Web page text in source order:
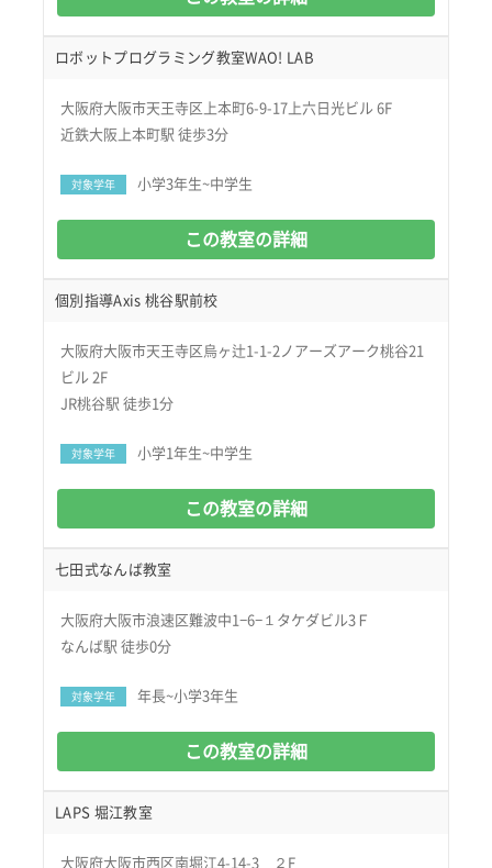
ロボットプログラミング教室WAO! LAB
大阪府大阪市天王寺区上本町6-9-17上六日光ビル 6F
近鉄大阪上本町駅 徒歩3分
対象学年 小学3年生~中学生
この教室の詳細
個別指導Axis 桃谷駅前校
大阪府大阪市天王寺区烏ヶ辻1-1-2ノアーズアーク桃谷21
ビル 2F
JR桃谷駅 徒歩1分
対象学年 小学1年生~中学生
この教室の詳細
七田式なんば教室
大阪府大阪市浪速区難波中1−6−１タケダビル3Ｆ
なんば駅 徒歩0分
対象学年 年長~小学3年生
この教室の詳細
LAPS 堀江教室
大阪府大阪市西区南堀江4-14-3 ２F